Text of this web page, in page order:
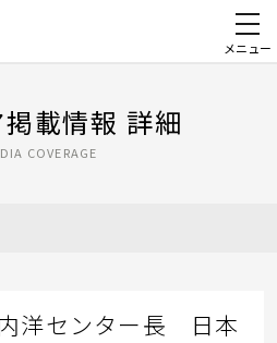
メニュー
載情報 詳細
COVERAGE
内洋センター長 日本